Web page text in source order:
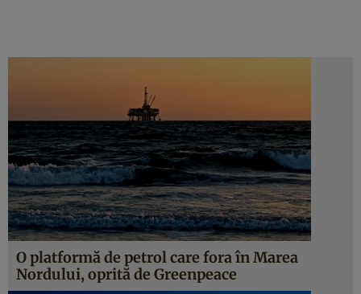
O platformă de petrol care fora în Marea
Nordului, oprită de Greenpeace